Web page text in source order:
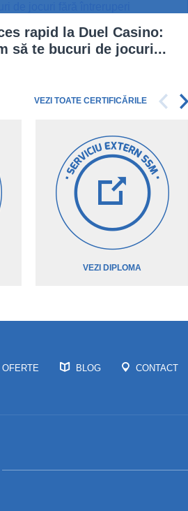
rapid la Duel Casino:
să te bucuri de jocuri...
VEZI TOATE CERTIFICĂRILE
VEZI DIPLOMA
OFERTE BLOG CONTACT